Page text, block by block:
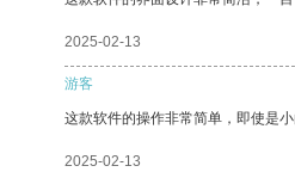
2025-02-13
游客
这款软件的操作非常简单，即使是小
2025-02-13